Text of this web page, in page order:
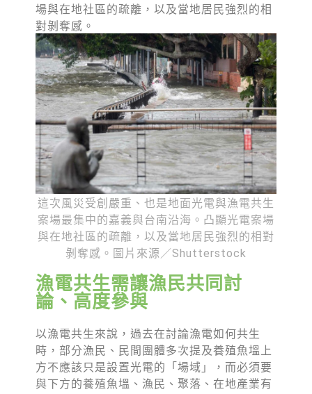
場與在地社區的疏離，以及當地居民強烈的相
對剝奪感。
這次風災受創嚴重、也是地面光電與漁電共生
案場最集中的嘉義與台南沿海。凸顯光電案場
與在地社區的疏離，以及當地居民強烈的相對
剝奪感。圖片來源／Shutterstock
漁電共生需讓漁民共同討
論、高度參與
以漁電共生來說，過去在討論漁電如何共生
時，部分漁民、民間團體多次提及養殖魚塭上
方不應該只是設置光電的「場域」，而必須要
與下方的養殖魚塭、漁民、聚落、在地產業有